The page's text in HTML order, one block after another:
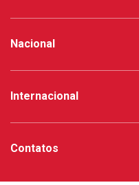
Nacional
Internacional
Contatos